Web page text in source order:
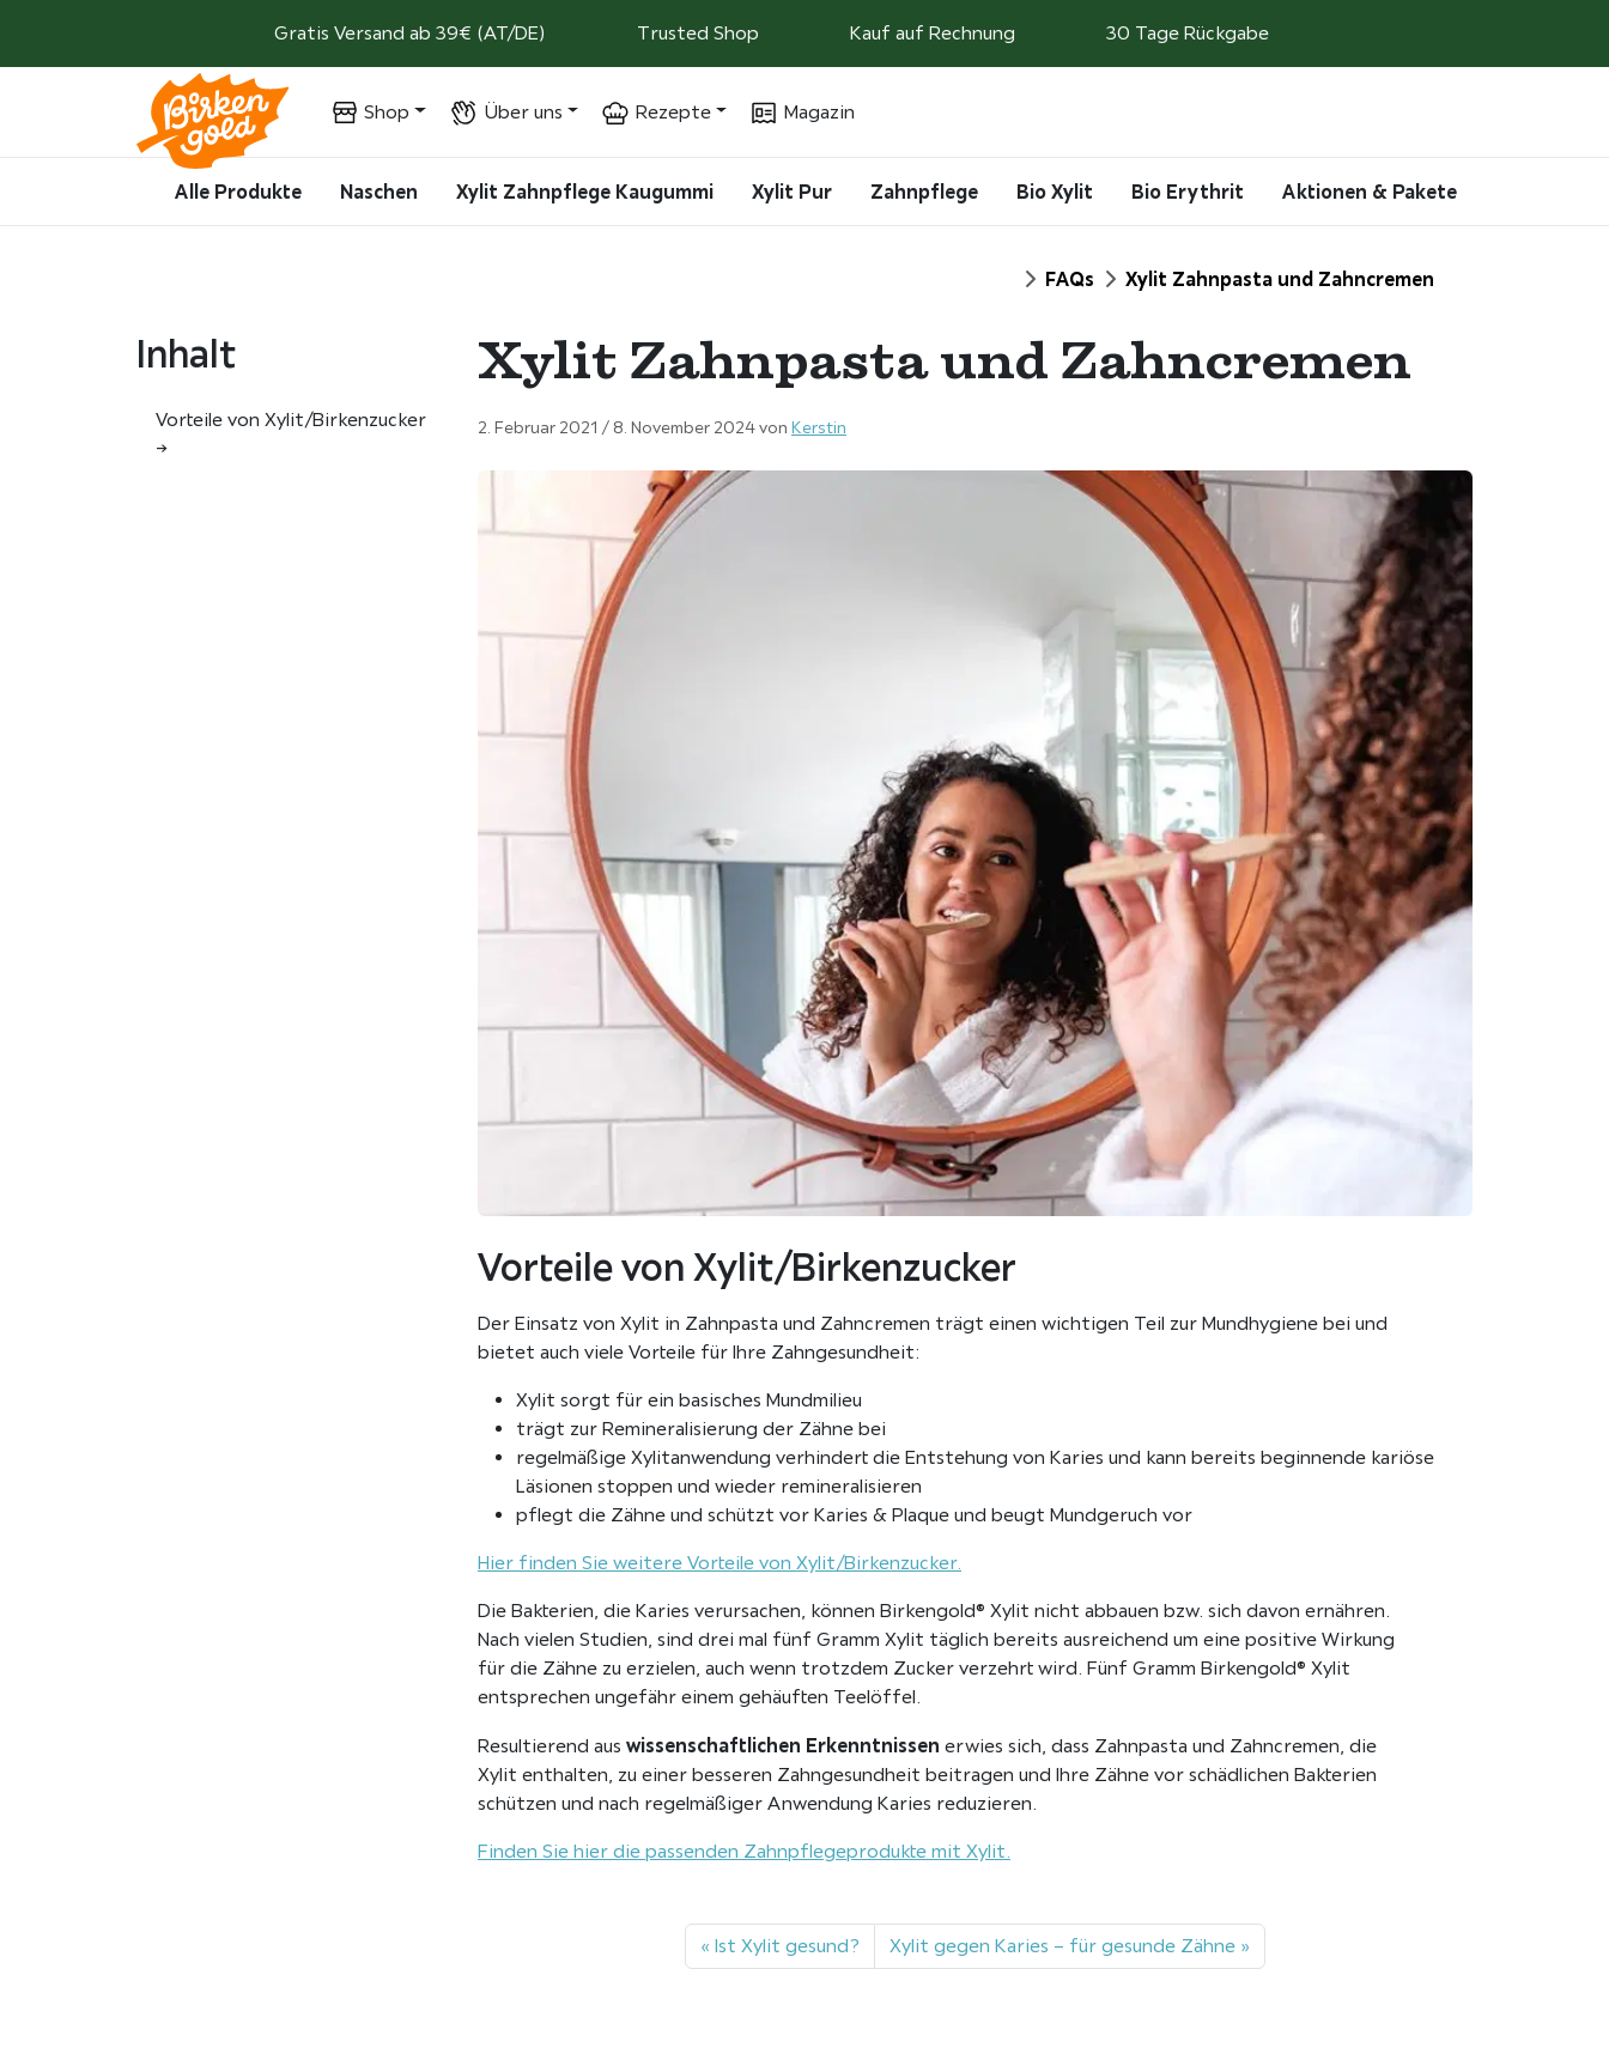
Gratis Versand ab 39€ (AT/DE) Trusted Shop Kauf auf Rechnung 30 Tage Rückgabe
Shop Über uns Rezepte Magazin
Alle Produkte Naschen Xylit Zahnpflege Kaugummi Xylit Pur Zahnpflege Bio Xylit Bio Erythrit Aktionen & Pakete
StartFAQs Xylit Zahnpasta und Zahncremen
Xylit Zahnpasta und Zahncremen
2. Februar 2021 / 8. November 2024von Kerstin
Vorteile von Xylit/Birkenzucker
Der Einsatz von Xylit in Zahnpasta und Zahncremen trägt einen wichtigen Teil zur Mundhygiene bei und
bietet auch viele Vorteile für Ihre Zahngesundheit:
Xylit sorgt für ein basisches Mundmilieu
trägt zur Remineralisierung der Zähne bei
regelmäßige Xylitanwendung verhindert die Entstehung von Karies und kann bereits beginnende kariöse
Läsionen stoppen und wieder remineralisieren
pflegt die Zähne und schützt vor Karies & Plaque und beugt Mundgeruch vor
Hier finden Sie weitere Vorteile von Xylit/Birkenzucker.
Die Bakterien, die Karies verursachen, können Birkengold® Xylit nicht abbauen bzw. sich davon ernähren.
Nach vielen Studien, sind drei mal fünf Gramm Xylit täglich bereits ausreichend um eine positive Wirkung
für die Zähne zu erzielen, auch wenn trotzdem Zucker verzehrt wird. Fünf Gramm Birkengold® Xylit
entsprechen ungefähr einem gehäuften Teelöffel.
Resultierend aus wissenschaftlichen Erkenntnissen erwies sich, dass Zahnpasta und Zahncremen, die
Xylit enthalten, zu einer besseren Zahngesundheit beitragen und Ihre Zähne vor schädlichen Bakterien
schützen und nach regelmäßiger Anwendung Karies reduzieren.
Finden Sie hier die passenden Zahnpflegeprodukte mit Xylit.
Ist Xylit gesund? Xylit gegen Karies – für gesunde Zähne
Inhalt
Vorteile von Xylit/Birkenzucker
->